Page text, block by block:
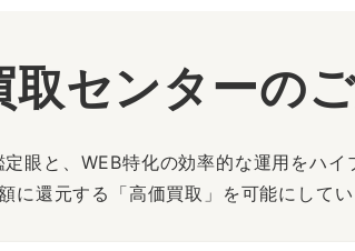
取センターの
眼と、WEB特化の効率的な運用をハイ
還元する「高価買取」を可能にしてい